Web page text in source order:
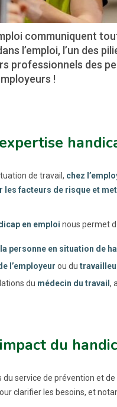
communiquent
l’emploi, l’un des
professionnels des
!
de travail, chez
les facteurs de risque et
en emploi nous permet
personne en situation de
l’employeur ou du
du médecin du travail ,
du
service de prévention et
clarifier les besoins, et